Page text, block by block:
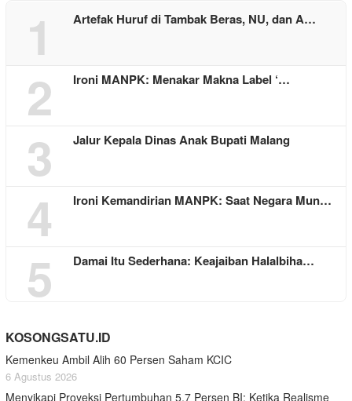
1 Artefak Huruf di Tambak Beras, NU, dan A…
2 Ironi MANPK: Menakar Makna Label ‘…
3 Jalur Kepala Dinas Anak Bupati Malang
4 Ironi Kemandirian MANPK: Saat Negara Mun…
5 Damai Itu Sederhana: Keajaiban Halalbiha…
KOSONGSATU.ID
Kemenkeu Ambil Alih 60 Persen Saham KCIC
6 Agustus 2026
Menyikapi Proyeksi Pertumbuhan 5,7 Persen BI: Ketika Realisme